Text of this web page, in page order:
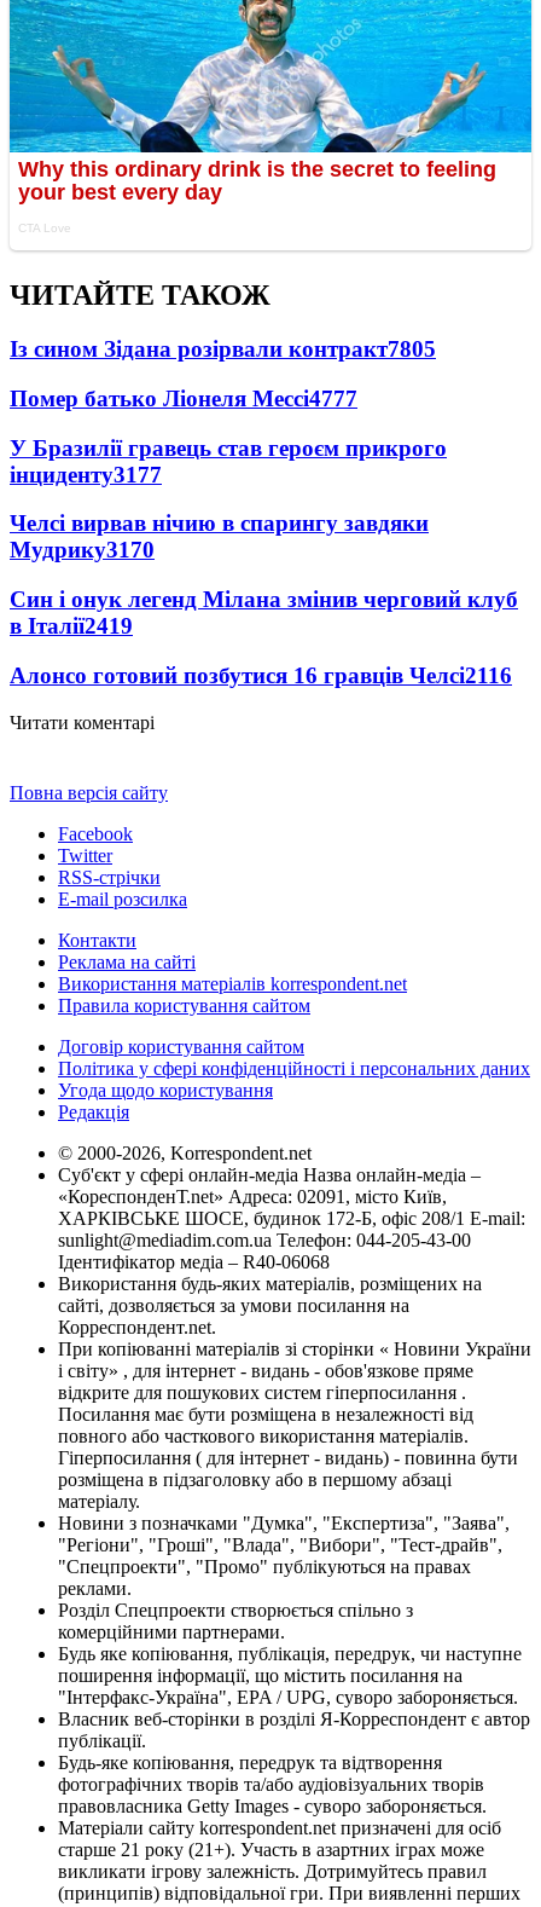
ЧИТАЙТЕ ТАКОЖ
Із сином Зідана розірвали контракт7805
Помер батько Ліонеля Мессі4777
У Бразилії гравець став героєм прикрого
інциденту3177
Челсі вирвав нічию в спарингу завдяки
Мудрику3170
Син і онук легенд Мілана змінив черговий клуб
в Італії2419
Алонсо готовий позбутися 16 гравців Челсі2116
Читати коментарі
Повна версія сайту
Facebook
Twitter
RSS-стрічки
E-mail розсилка
Контакти
Реклама на сайті
Використання матеріалів korrespondent.net
Правила користування сайтом
Договір користування сайтом
Політика у сфері конфіденційності і персональних даних
Угода щодо користування
Редакція
© 2000-2026, Korrespondent.net
Суб'єкт у сфері онлайн-медіа Назва онлайн-медіа –
«КореспонденТ.net» Адреса: 02091, місто Київ,
ХАРКІВСЬКЕ ШОСЕ, будинок 172-Б, офіс 208/1 E-mail:
sunlight@mediadim.com.ua Телефон: 044-205-43-00
Ідентифікатор медіа – R40-06068
Використання будь-яких матеріалів, розміщених на
сайті, дозволяється за умови посилання на
Корреспондент.net.
При копіюванні матеріалів зі сторінки « Новини України
і світу» , для інтернет - видань - обов'язкове пряме
відкрите для пошукових систем гіперпосилання .
Посилання має бути розміщена в незалежності від
повного або часткового використання матеріалів.
Гіперпосилання ( для інтернет - видань) - повинна бути
розміщена в підзаголовку або в першому абзаці
матеріалу.
Новини з позначками "Думка", "Експертиза", "Заява",
"Регіони", "Гроші", "Влада", "Вибори", "Тест-драйв",
"Спецпроекти", "Промо" публікуються на правах
реклами.
Розділ Спецпроекти створюється спільно з
комерційними партнерами.
Будь яке копіювання, публікація, передрук, чи наступне
поширення інформації, що містить посилання на
"Інтерфакс-Україна", EPA / UPG, суворо забороняється.
Власник веб-сторінки в розділі Я-Корреспондент є автор
публікації.
Будь-яке копіювання, передрук та відтворення
фотографічних творів та/або аудіовізуальних творів
правовласника Getty Images - суворо забороняється.
Матеріали сайту korrespondent.net призначені для осіб
старше 21 року (21+). Участь в азартних іграх може
викликати ігрову залежність. Дотримуйтесь правил
(принципів) відповідальної гри. При виявленні перших